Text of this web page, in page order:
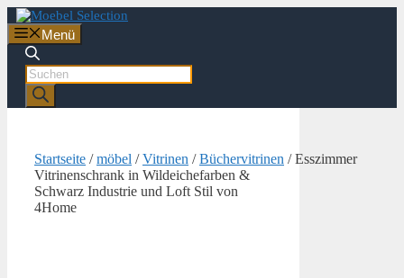
Zum
Inhalt
springen
Menü
Products
search
Startseite /möbel /Vitrinen /Büchervitrinen / Esszimmer
Vitrinenschrank in Wildeichefarben &
Schwarz Industrie und Loft Stil von
4Home